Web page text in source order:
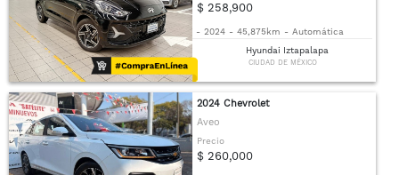
$ 258,900
- 2024 - 45,875km - Automática
Hyundai Iztapalapa
CIUDAD DE MÉXICO
2024 Chevrolet
Aveo
Precio
$ 260,000